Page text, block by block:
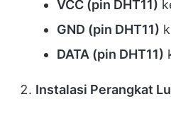
VCC (pin DHT11)
GND (pin DHT11)
DATA (pin DHT11)
Instalasi Perangkat